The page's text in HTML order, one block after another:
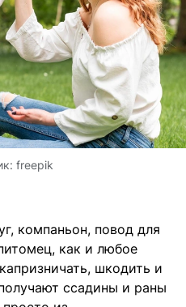
freepik
компаньон, повод для
как и любое
шкодить и
ссадины и раны